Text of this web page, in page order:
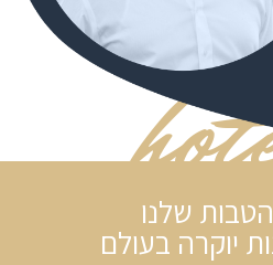
שלנו
יוקרה בעולם